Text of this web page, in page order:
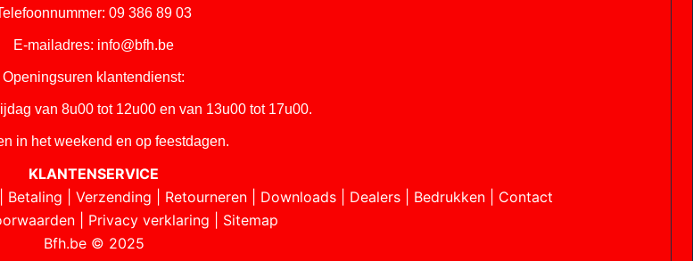
09 386 89 03
E-mailadres: info@bfh.be
Openingsuren klantendienst:
van 8u00 tot 12u00 en van 13u00 tot 17u00.
in het weekend en op feestdagen.
KLANTENSERVICE
Betaling Verzending Retourneren Downloads Dealers Bedrukken
Contact
| Privacy verklaring
Sitemap
Bfh.be © 2025